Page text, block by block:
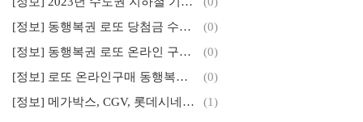
[정보] 동행복권 로또 당첨금 수령 방법 및 지급기한, 근처 농협 지점 찾기
(0)
[정보] 동행복권 로또 온라인 구매하는 방법 및 예치금 충전 이벤트
(0)
[정보] 로또 온라인구매 동행복권 회원가입하는 방법
(0)
[정보] 메가박스, CGV, 롯데시네마 영화관 영화 무료로 관람하는 방법
(1)